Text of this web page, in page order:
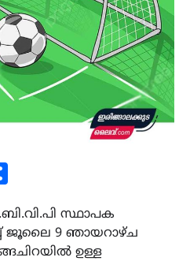
സ്ഥാപക
ജൂലൈ 9 ഞായറാഴ്ച
ഉള്ള